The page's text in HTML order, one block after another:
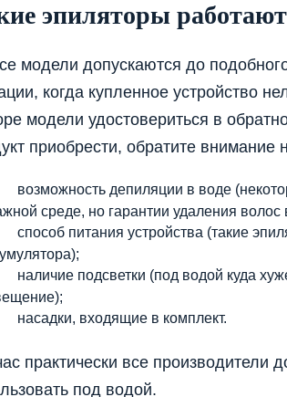
эпиляторы
модели допускаются до
когда купленное устройство
модели удостовериться в
приобрести, обратите
возможность депиляции в воде
среде, но гарантии удаления
способ питания устройства (такие
наличие подсветки (под водой куда
насадки, входящие в комплект.
практически все
под водой.